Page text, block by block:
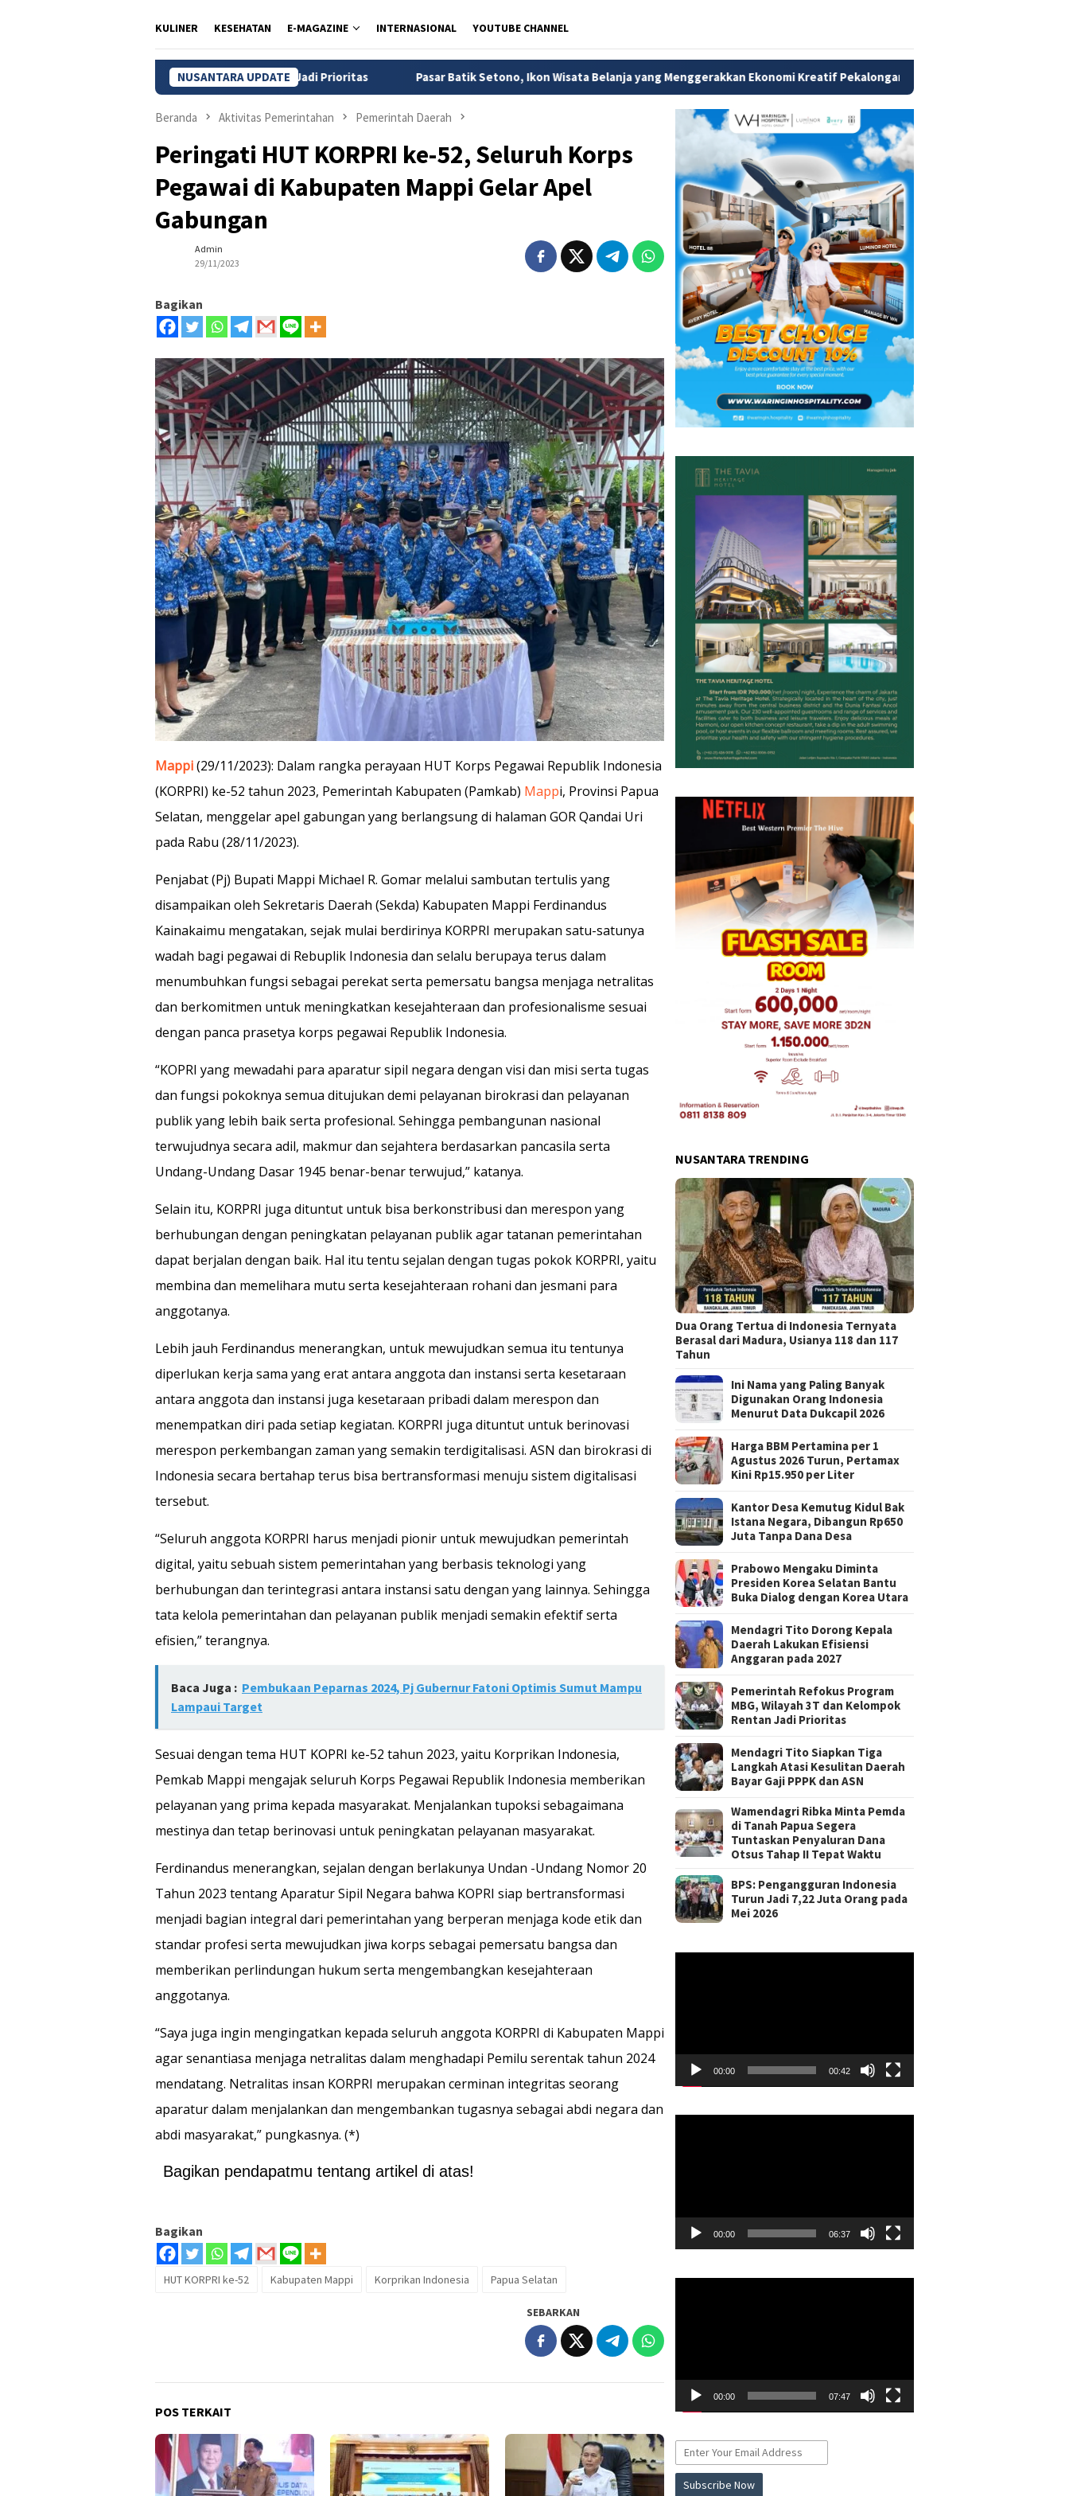
KULINER KESEHATAN E-MAGAZINE INTERNASIONAL YOUTUBE CHANNEL
NUSANTARA UPDATE
3T dan Kelompok Rentan Jadi Prioritas Pasar Batik Setono, Ikon Wisata Belanja yang Menggerakkan Ekonomi Kreatif Pekalongan Mendagri Tito Siapkan Tiga Langkah
Beranda Aktivitas Pemerintahan Pemerintah Daerah
Peringati HUT KORPRI ke-52, Seluruh Korps
Pegawai di Kabupaten Mappi Gelar Apel
Gabungan
Admin
29/11/2023
Bagikan
Mappi(29/11/2023): Dalam rangka perayaan HUT Korps Pegawai Republik Indonesia
(KORPRI) ke-52 tahun 2023, Pemerintah Kabupaten (Pamkab) Mappi, Provinsi Papua
Selatan, menggelar apel gabungan yang berlangsung di halaman GOR Qandai Uri
pada Rabu (28/11/2023).
Penjabat (Pj) Bupati Mappi Michael R. Gomar melalui sambutan tertulis yang
disampaikan oleh Sekretaris Daerah (Sekda) Kabupaten Mappi Ferdinandus
Kainakaimu mengatakan, sejak mulai berdirinya KORPRI merupakan satu-satunya
wadah bagi pegawai di Rebuplik Indonesia dan selalu berupaya terus dalam
menumbuhkan fungsi sebagai perekat serta pemersatu bangsa menjaga netralitas
dan berkomitmen untuk meningkatkan kesejahteraan dan profesionalisme sesuai
dengan panca prasetya korps pegawai Republik Indonesia.
“KOPRI yang mewadahi para aparatur sipil negara dengan visi dan misi serta tugas
dan fungsi pokoknya semua ditujukan demi pelayanan birokrasi dan pelayanan
publik yang lebih baik serta profesional. Sehingga pembangunan nasional
terwujudnya secara adil, makmur dan sejahtera berdasarkan pancasila serta
Undang-Undang Dasar 1945 benar-benar terwujud,” katanya.
Selain itu, KORPRI juga dituntut untuk bisa berkonstribusi dan merespon yang
berhubungan dengan peningkatan pelayanan publik agar tatanan pemerintahan
dapat berjalan dengan baik. Hal itu tentu sejalan dengan tugas pokok KORPRI, yaitu
membina dan memelihara mutu serta kesejahteraan rohani dan jesmani para
anggotanya.
Lebih jauh Ferdinandus menerangkan, untuk mewujudkan semua itu tentunya
diperlukan kerja sama yang erat antara anggota dan instansi serta kesetaraan
antara anggota dan instansi juga kesetaraan pribadi dalam merespon dan
menempatkan diri pada setiap kegiatan. KORPRI juga dituntut untuk berinovasi
merespon perkembangan zaman yang semakin terdigitalisasi. ASN dan birokrasi di
Indonesia secara bertahap terus bisa bertransformasi menuju sistem digitalisasi
tersebut.
“Seluruh anggota KORPRI harus menjadi pionir untuk mewujudkan pemerintah
digital, yaitu sebuah sistem pemerintahan yang berbasis teknologi yang
berhubungan dan terintegrasi antara instansi satu dengan yang lainnya. Sehingga
tata kelola pemerintahan dan pelayanan publik menjadi semakin efektif serta
efisien,” terangnya.
Baca Juga : Pembukaan Peparnas 2024, Pj Gubernur Fatoni Optimis Sumut Mampu
Lampaui Target
Sesuai dengan tema HUT KOPRI ke-52 tahun 2023, yaitu Korprikan Indonesia,
Pemkab Mappi mengajak seluruh Korps Pegawai Republik Indonesia memberikan
pelayanan yang prima kepada masyarakat. Menjalankan tupoksi sebagaimana
mestinya dan tetap berinovasi untuk peningkatan pelayanan masyarakat.
Ferdinandus menerangkan, sejalan dengan berlakunya Undan -Undang Nomor 20
Tahun 2023 tentang Aparatur Sipil Negara bahwa KOPRI siap bertransformasi
menjadi bagian integral dari pemerintahan yang berperan menjaga kode etik dan
standar profesi serta mewujudkan jiwa korps sebagai pemersatu bangsa dan
memberikan perlindungan hukum serta mengembangkan kesejahteraan
anggotanya.
“Saya juga ingin mengingatkan kepada seluruh anggota KORPRI di Kabupaten Mappi
agar senantiasa menjaga netralitas dalam menghadapi Pemilu serentak tahun 2024
mendatang. Netralitas insan KORPRI merupakan cerminan integritas seorang
aparatur dalam menjalankan dan mengembankan tugasnya sebagai abdi negara dan
abdi masyarakat,” pungkasnya. (*)
Bagikan pendapatmu tentang artikel di atas!
Bagikan
HUT KORPRI ke-52 Kabupaten Mappi Korprikan Indonesia Papua Selatan
SEBARKAN
POS TERKAIT
NUSANTARA TRENDING
Dua Orang Tertua di Indonesia Ternyata
Berasal dari Madura, Usianya 118 dan 117
Tahun
Ini Nama yang Paling Banyak
Digunakan Orang Indonesia
Menurut Data Dukcapil 2026
Harga BBM Pertamina per 1
Agustus 2026 Turun, Pertamax
Kini Rp15.950 per Liter
Kantor Desa Kemutug Kidul Bak
Istana Negara, Dibangun Rp650
Juta Tanpa Dana Desa
Prabowo Mengaku Diminta
Presiden Korea Selatan Bantu
Buka Dialog dengan Korea Utara
Mendagri Tito Dorong Kepala
Daerah Lakukan Efisiensi
Anggaran pada 2027
Pemerintah Refokus Program
MBG, Wilayah 3T dan Kelompok
Rentan Jadi Prioritas
Mendagri Tito Siapkan Tiga
Langkah Atasi Kesulitan Daerah
Bayar Gaji PPPK dan ASN
Wamendagri Ribka Minta Pemda
di Tanah Papua Segera
Tuntaskan Penyaluran Dana
Otsus Tahap II Tepat Waktu
BPS: Pengangguran Indonesia
Turun Jadi 7,22 Juta Orang pada
Mei 2026
00:00 00:42
00:00 06:37
00:00 07:47